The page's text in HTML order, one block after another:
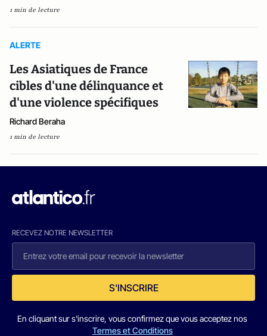
1 min de lecture
ALERTE
Les Asiatiques de France
cibles d'une délinquance et
d'une violence spécifiques
Richard Beraha
1 min de lecture
RECEVEZ NOTRE NEWSLETTER
S'INSCRIRE
En cliquant sur s'inscrire, vous confirmez que vous acceptez nos
Termes et Conditions